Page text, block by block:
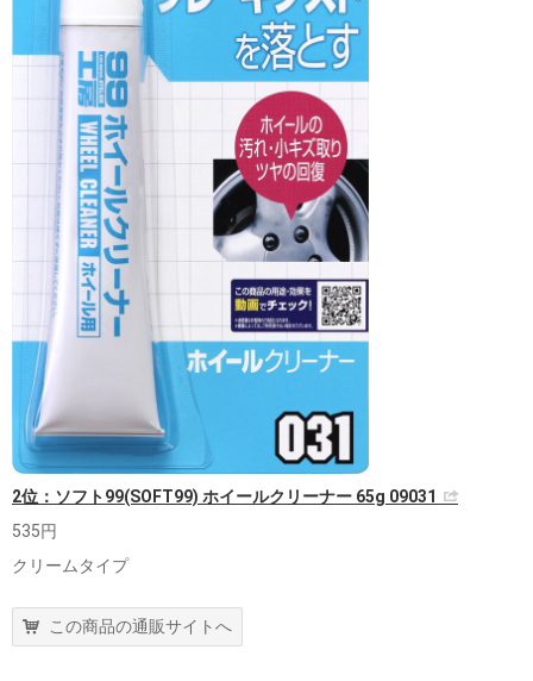
2位：ソフト99(SOFT99) ホイールクリーナー 65g 09031
535円
クリームタイプ
この商品の通販サイトへ